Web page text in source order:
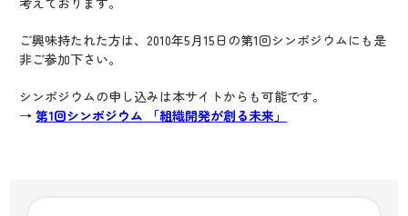
ご興味持たれた方は、2010年5月15日の第1回シンポジウムにも是
非ご参加下さい。
シンポジウムの申し込みは本サイトからも可能です。
→第1回シンポジウム 「組織開発が創る未来」